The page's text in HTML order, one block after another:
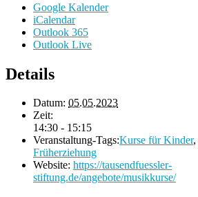
Google Kalender
iCalendar
Outlook 365
Outlook Live
Details
Datum: 05.05.2023
Zeit:
14:30 - 15:15
Veranstaltung-Tags:Kurse für Kinder,
Früherziehung
Website: https://tausendfuessler-
stiftung.de/angebote/musikkurse/